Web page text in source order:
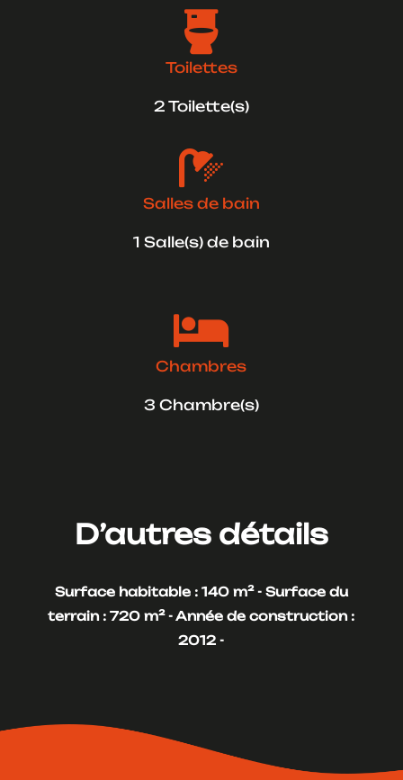

Toilettes
2 Toilette(s)

Salles de bain
1 Salle(s) de bain

Chambres
3 Chambre(s)
D’autres détails
Surface habitable : 140 m² - Surface du
terrain : 720 m² -Année de construction :
2012 -